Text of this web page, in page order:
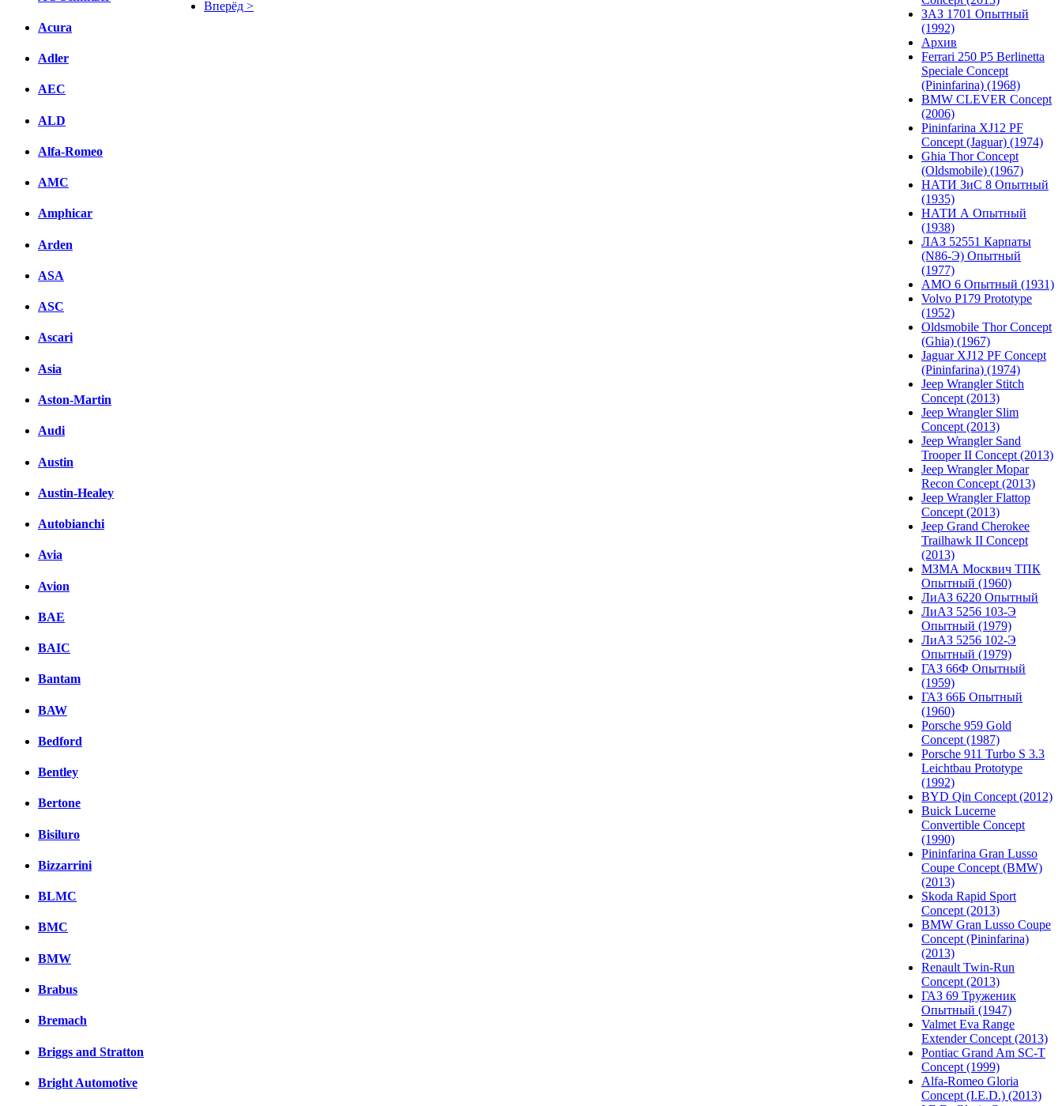
Acura
Adler
AEC
ALD
Alfa-Romeo
AMC
Amphicar
Arden
ASA
ASC
Ascari
Asia
Aston-Martin
Audi
Austin
Austin-Healey
Autobianchi
Avia
Avion
BAE
BAIC
Bantam
BAW
Bedford
Bentley
Bertone
Bisiluro
Bizzarrini
BLMC
BMC
BMW
Brabus
Bremach
Briggs and Stratton
Bright Automotive
Вперёд >
ЗАЗ 1701 Опытный
(1992)
Архив
Ferrari 250 P5 Berlinetta
Speciale Concept
(Pininfarina) (1968)
BMW CLEVER Concept
(2006)
Pininfarina XJ12 PF
Concept (Jaguar) (1974)
Ghia Thor Concept
(Oldsmobile) (1967)
НАТИ ЗиС 8 Опытный
(1935)
НАТИ А Опытный
(1938)
ЛАЗ 52551 Карпаты
(N86-Э) Опытный
(1977)
АМО 6 Опытный (1931)
Volvo P179 Prototype
(1952)
Oldsmobile Thor Concept
(Ghia) (1967)
Jaguar XJ12 PF Concept
(Pininfarina) (1974)
Jeep Wrangler Stitch
Concept (2013)
Jeep Wrangler Slim
Concept (2013)
Jeep Wrangler Sand
Trooper II Concept (2013)
Jeep Wrangler Mopar
Recon Concept (2013)
Jeep Wrangler Flattop
Concept (2013)
Jeep Grand Cherokee
Trailhawk II Concept
(2013)
МЗМА Москвич ТПК
Опытный (1960)
ЛиАЗ 6220 Опытный
ЛиАЗ 5256 103-Э
Опытный (1979)
ЛиАЗ 5256 102-Э
Опытный (1979)
ГАЗ 66Ф Опытный
(1959)
ГАЗ 66Б Опытный
(1960)
Porsche 959 Gold
Concept (1987)
Porsche 911 Turbo S 3.3
Leichtbau Prototype
(1992)
BYD Qin Concept (2012)
Buick Lucerne
Convertible Concept
(1990)
Pininfarina Gran Lusso
Coupe Concept (BMW)
(2013)
Skoda Rapid Sport
Concept (2013)
BMW Gran Lusso Coupe
Concept (Pininfarina)
(2013)
Renault Twin-Run
Concept (2013)
ГАЗ 69 Труженик
Опытный (1947)
Valmet Eva Range
Extender Concept (2013)
Pontiac Grand Am SC-T
Concept (1999)
Alfa-Romeo Gloria
Concept (I.E.D.) (2013)